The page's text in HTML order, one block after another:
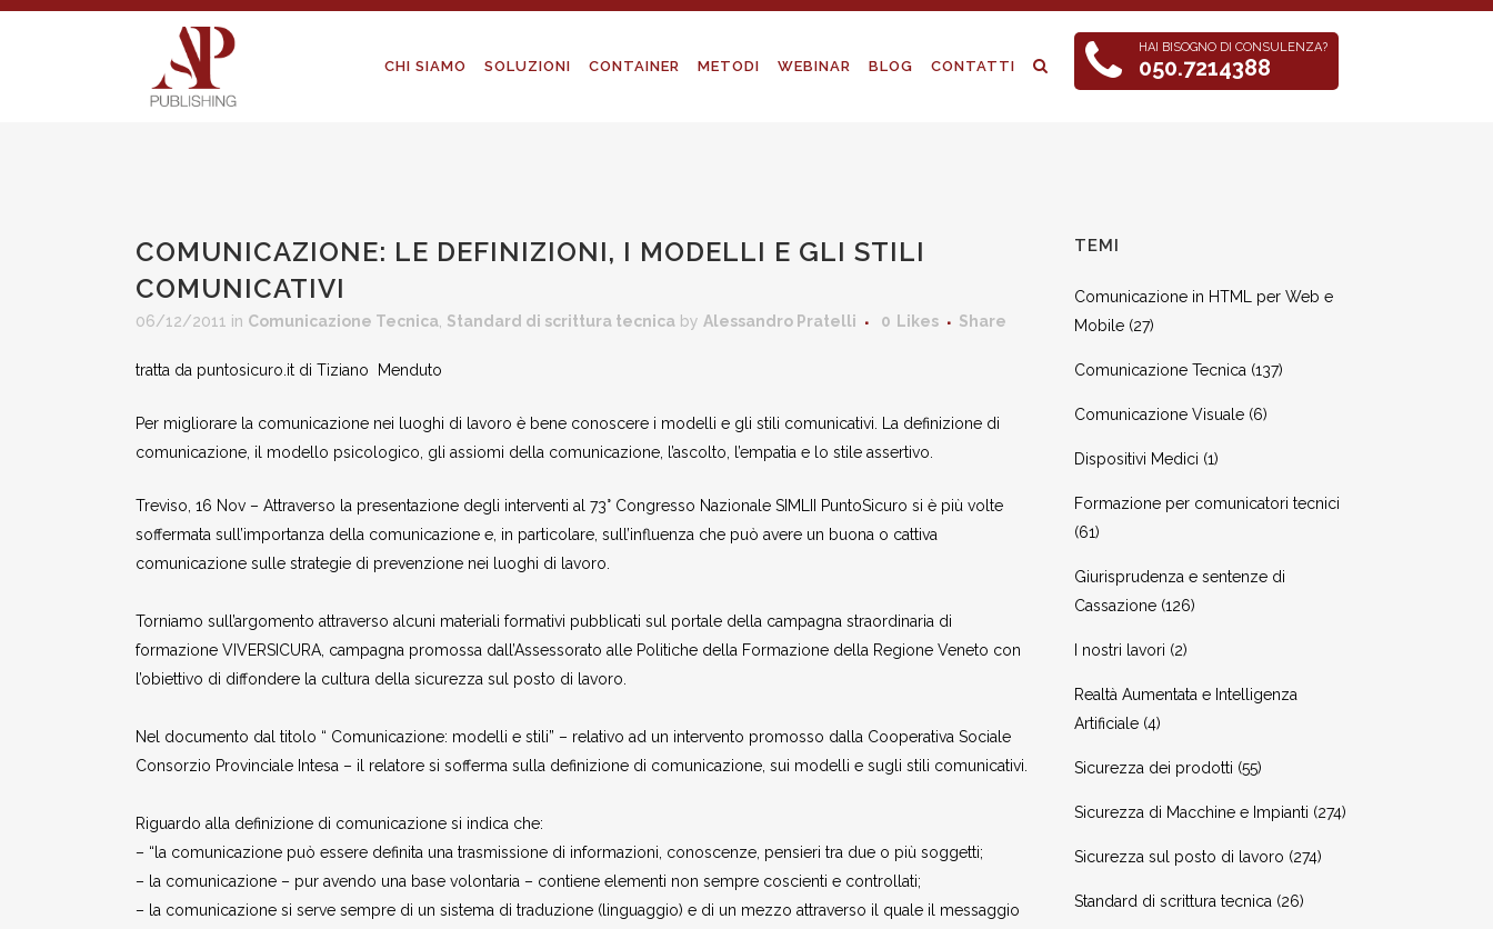
HAI BISOGNO DI CONSULENZA?
050.7214388
CHI SIAMO SOLUZIONI CONTAINER METODI WEBINAR BLOG CONTATTI
COMUNICAZIONE: LE DEFINIZIONI, I MODELLI E GLI STILI
COMUNICATIVI
06/12/2011 in Comunicazione Tecnica Standard di scrittura tecnica by Alessandro Pratelli 0 Likes Share
tratta da puntosicuro.it di Tiziano Menduto
Per migliorare la comunicazione nei luoghi di lavoro è bene conoscere i modelli e gli stili comunicativi. La definizione di
comunicazione, il modello psicologico, gli assiomi della comunicazione, l’ascolto, l’empatia e lo stile assertivo.
Treviso, 16 Nov – Attraverso la presentazione degli interventi al 73° Congresso Nazionale SIMLII PuntoSicuro si è più volte
soffermata sull’importanza della comunicazione e, in particolare, sull’influenza che può avere un buona o cattiva
comunicazione sulle strategie di prevenzione nei luoghi di lavoro.
Torniamo sull’argomento attraverso alcuni materiali formativi pubblicati sul portale della campagna straordinaria di
formazione VIVERSICURA, campagna promossa dall’Assessorato alle Politiche della Formazione della Regione Veneto con
l’obiettivo di diffondere la cultura della sicurezza sul posto di lavoro.
Nel documento dal titolo “ Comunicazione: modelli e stili” – relativo ad un intervento promosso dalla Cooperativa Sociale
Consorzio Provinciale Intesa – il relatore si sofferma sulla definizione di comunicazione, sui modelli e sugli stili comunicativi.
Riguardo alla definizione di comunicazione si indica che:
– “la comunicazione può essere definita una trasmissione di informazioni, conoscenze, pensieri tra due o più soggetti;
– la comunicazione – pur avendo una base volontaria – contiene elementi non sempre coscienti e controllati;
– la comunicazione si serve sempre di un sistema di traduzione (linguaggio) e di un mezzo attraverso il quale il messaggio
TEMI
Comunicazione in HTML per Web e
Mobile (27)
Comunicazione Tecnica (137)
Comunicazione Visuale (6)
Dispositivi Medici (1)
Formazione per comunicatori tecnici
(61)
Giurisprudenza e sentenze di
Cassazione (126)
I nostri lavori (2)
Realtà Aumentata e Intelligenza
Artificiale (4)
Sicurezza dei prodotti (55)
Sicurezza di Macchine e Impianti (274)
Sicurezza sul posto di lavoro (274)
Standard di scrittura tecnica (26)